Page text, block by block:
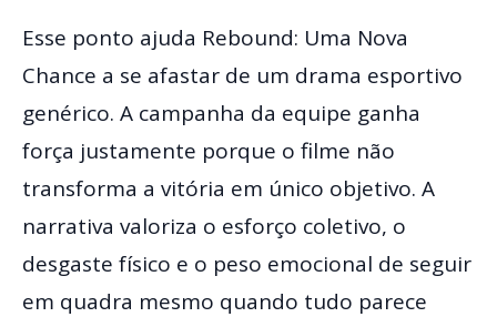
Esse ponto ajuda Rebound: Uma Nova
Chance a se afastar de um drama esportivo
genérico. A campanha da equipe ganha
força justamente porque o filme não
transforma a vitória em único objetivo. A
narrativa valoriza o esforço coletivo, o
desgaste físico e o peso emocional de seguir
em quadra mesmo quando tudo parece